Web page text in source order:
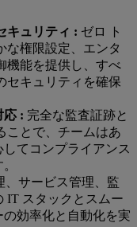
キュリティ : ゼロ ト
な権限設定、エンタ
機能を提供し、すべ
セキュリティを確保
応 : 完全な監査証跡と
ことで、チームはあ
てコンプライアンス
、サービス管理、監
IT スタックとスムー
効率化と自動化を実